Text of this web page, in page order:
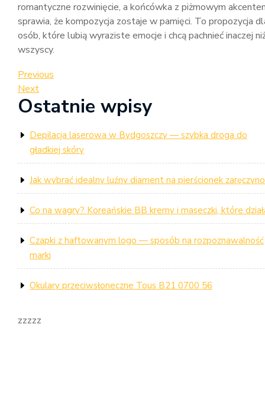
romantyczne rozwinięcie, a końcówka z piżmowym
sprawia, że kompozycja zostaje w pamięci. To propozycja
osób, które lubią wyraziste emocje i chcą pachnieć inaczej
wszyscy.
Nawigacja
wpisu
Previous
Post
Previous
Next
Post
Next
Ostatnie wpisy
Depilacja laserowa w Bydgoszczy — szybka droga do
gładkiej skóry
Jak wybrać idealny luźny diament na pierścionek
Co na wagry? Koreańskie BB kremy i maseczki, które
Czapki z haftowanym logo — sposób na rozpoznawalność
marki
Okulary przeciwsłoneczne Tous B21 0700 56
zzzzz